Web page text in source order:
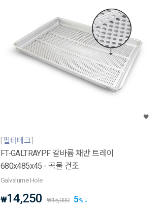
필터테크
FT-GALTRAYPF 갈바륨 채반 트레이
680x485x45 - 곡물 건조
Galvalume Hole
₩14,250 ₩15,000 5%